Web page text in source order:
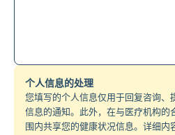
个人信息的处理
您填写的个人信息仅用于回复咨询、
信息的通知。此外，在与医疗机构的
围内共享您的健康状况信息。详细内